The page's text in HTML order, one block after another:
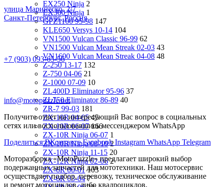
EX250 Ninja 2
EX300 Ninja 1
GPZ1100 95-98 147
KLE650 Versys 10-14 104
VN1500 Vulcan Classic 96-99 62
VN1500 Vulcan Mean Streak 02-03 43
VN1600 Vulcan Mean Streak 04-08 48
Z-250 13-17 132
Z-750 04-06 21
Z-1000 07-09 10
ZL400D Eliminator 95-96 37
ZL750 Eliminator 86-89 40
ZR-7 99-03 181
ZX-10R 04-05 45
ZX-10R 06-07 166
ZX-10R Ninja 06-07 1
ZX-10R Ninja 08-10 2
ZX-10R Ninja 11-15 20
ZX-12R Ninja 02-06 2
ZX-6R 00-01 103
ZX-6R 03-04 7
улица Маринеско, 2/7
Санкт-Петербург, Россия
+7 (903) 093-65-56
info@motopuzzle.net
Получите ответ на интересующий Вас вопрос в социальных
сетях или воспользовавшись мессенджером WhatsApp
Поделиться ВКонтакте Facebook Instagram WhatsApp Telegram
Моторазборка «MotoPuzzle» предлагает широкий выбор
подержанных запчастей для мототехники. Наш мотосервис
осуществляет подбор, перевозку, техническое обслуживание
и ремонт мотоциклов, либо квадроциклов.